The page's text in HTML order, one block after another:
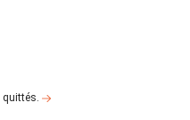
quittés.